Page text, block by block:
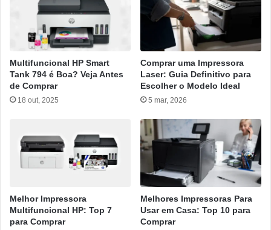
Multifuncional HP Smart
Tank 794 é Boa? Veja Antes
de Comprar
18 out, 2025
Comprar uma Impressora
Laser: Guia Definitivo para
Escolher o Modelo Ideal
5 mar, 2026
Melhor Impressora
Multifuncional HP: Top 7
para Comprar
Melhores Impressoras Para
Usar em Casa: Top 10 para
Comprar